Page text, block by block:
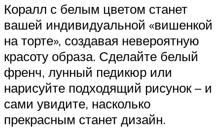
Коралл с белым цветом станет
вашей индивидуальной «вишенкой
на торте», создавая невероятную
красоту образа. Сделайте белый
френч, лунный педикюр или
нарисуйте подходящий рисунок – и
сами увидите, насколько
прекрасным станет дизайн.